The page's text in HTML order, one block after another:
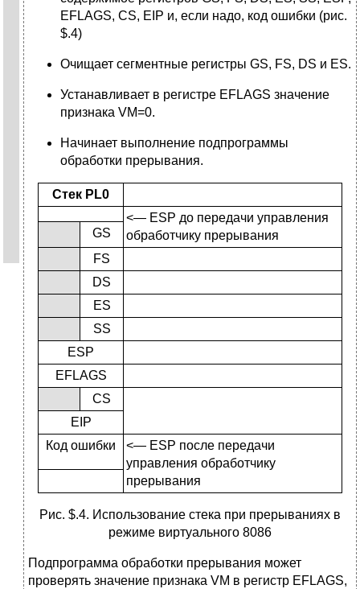
EFLAGS, CS, EIP и, если надо, код ошибки (рис.
$.4)
Очищает сегментные регистры GS, FS, DS и ES.
Устанавливает в регистре EFLAGS значение
признака VM=0.
Начинает выполнение подпрограммы
обработки прерывания.
Стек PL0
<— ESP до передачи управления
обработчику прерывания
GS
FS
DS
ES
SS
ESP
EFLAGS
CS
ЕIP
Код ошибки
<— ESP после передачи
управления обработчику
прерывания
Рис. $.4. Использование стека при прерываниях в
режиме виртуального 8086
Подпрограмма обработки прерывания может
проверять значение признака VM в регистр EFLAGS,